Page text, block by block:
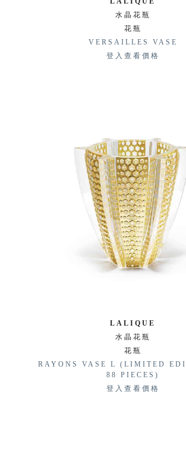
水晶花瓶
花瓶
VERSAILLES VASE
登入查看價格
LALIQUE
水晶花瓶
花瓶
RAYONS VASE L (LIMITED
88 PIECES)
登入查看價格